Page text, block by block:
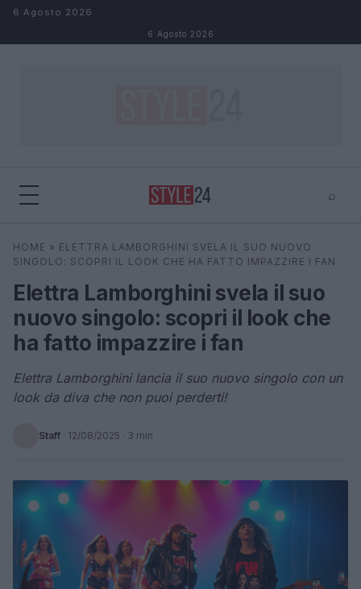
Salta al contenuto
6 Agosto 2026
6 Agosto 2026
⌕
Cerca ⌕
HOME » ELETTRA LAMBORGHINI SVELA IL SUO NUOVO
SINGOLO: SCOPRI IL LOOK CHE HA FATTO IMPAZZIRE I FAN
Elettra Lamborghini svela il suo
nuovo singolo: scopri il look che
ha fatto impazzire i fan
Elettra Lamborghini lancia il suo nuovo singolo con un
look da diva che non puoi perderti!
Staff · 12/08/2025 · 3 min